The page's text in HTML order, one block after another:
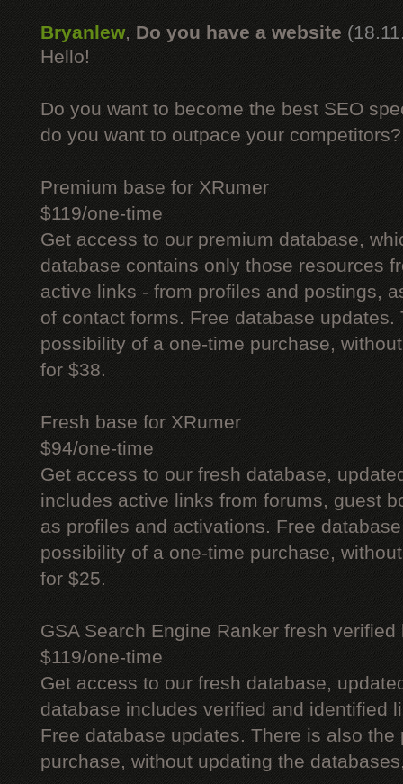
Bryanlew, Do you have a website
Hello!
Do you want to become the best SEO
do you want to outpace your competitors?
Premium base for XRumer
$119/one-time
Get access to our premium database,
database contains only those resources
active links - from profiles and postings,
of contact forms. Free database updates.
possibility of a one-time purchase,
for $38.
Fresh base for XRumer
$94/one-time
Get access to our fresh database,
includes active links from forums, guest
as profiles and activations. Free
possibility of a one-time purchase,
for $25.
GSA Search Engine Ranker fresh verified
$119/one-time
Get access to our fresh database,
database includes verified and identified
Free database updates. There is also
purchase, without updating the